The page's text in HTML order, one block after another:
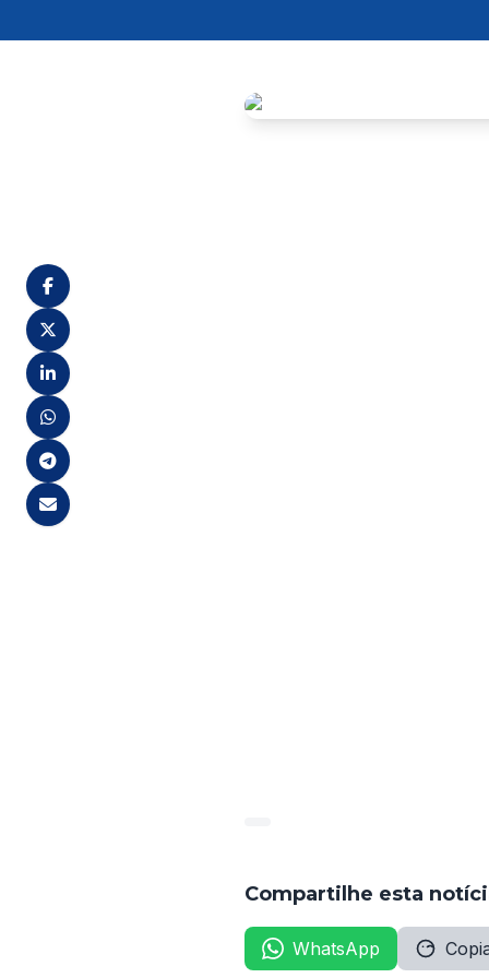
Compartilhe esta
WhatsApp